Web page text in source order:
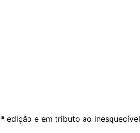
edição e em tributo ao inesquecível